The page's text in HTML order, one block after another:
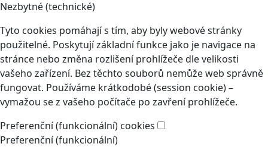
Nezbytné (technické)
Tyto cookies pomáhají s tím, aby byly webové stránky
použitelné. Poskytují základní funkce jako je navigace na
stránce nebo změna rozlišení prohlížeče dle velikosti
vašeho zařízení. Bez těchto souborů nemůže web správně
fungovat. Používáme krátkodobé (session cookie) –
vymažou se z vašeho počítače po zavření prohlížeče.
Preferenční (funkcionální) cookies
Preferenční (funkcionální)